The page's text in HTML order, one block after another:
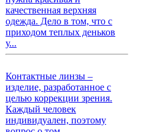
качественная верхняя
одежда. Дело в том, что с
приходом теплых деньков
у...
Контактные линзы –
изделие, разработанное с
целью коррекции зрения.
Каждый человек
индивидуален, поэтому